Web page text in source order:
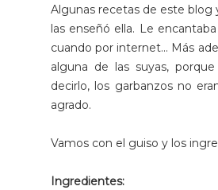
Algunas recetas de este blog
las enseñó ella. Le
cuando por internet... Más
alguna de las suyas,
decirlo, los garbanzos no
agrado.
Vamos con el guiso y los
Ingredientes: